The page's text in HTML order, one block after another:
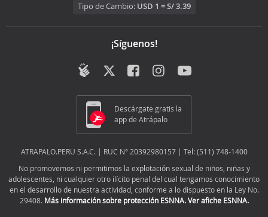
Tipo de Cambio: USD 1 = S/ 3.39
¡Síguenos!
Descárgate gratis la
app de Atrápalo
ATRAPALO.PERU S.A.C. | RUC N° 20392980157 | Tel: (511) 748-1400
No promovemos ni permitimos la explotación sexual de niños, niñas y
adolescentes, ni cualquier otro ilícito penal del cual tengamos conocimiento
en el desarrollo de nuestra actividad, conforme a lo dispuesto en la Ley No.
29408. Más información sobre protección ESNNA. Ver afiche ESNNA.